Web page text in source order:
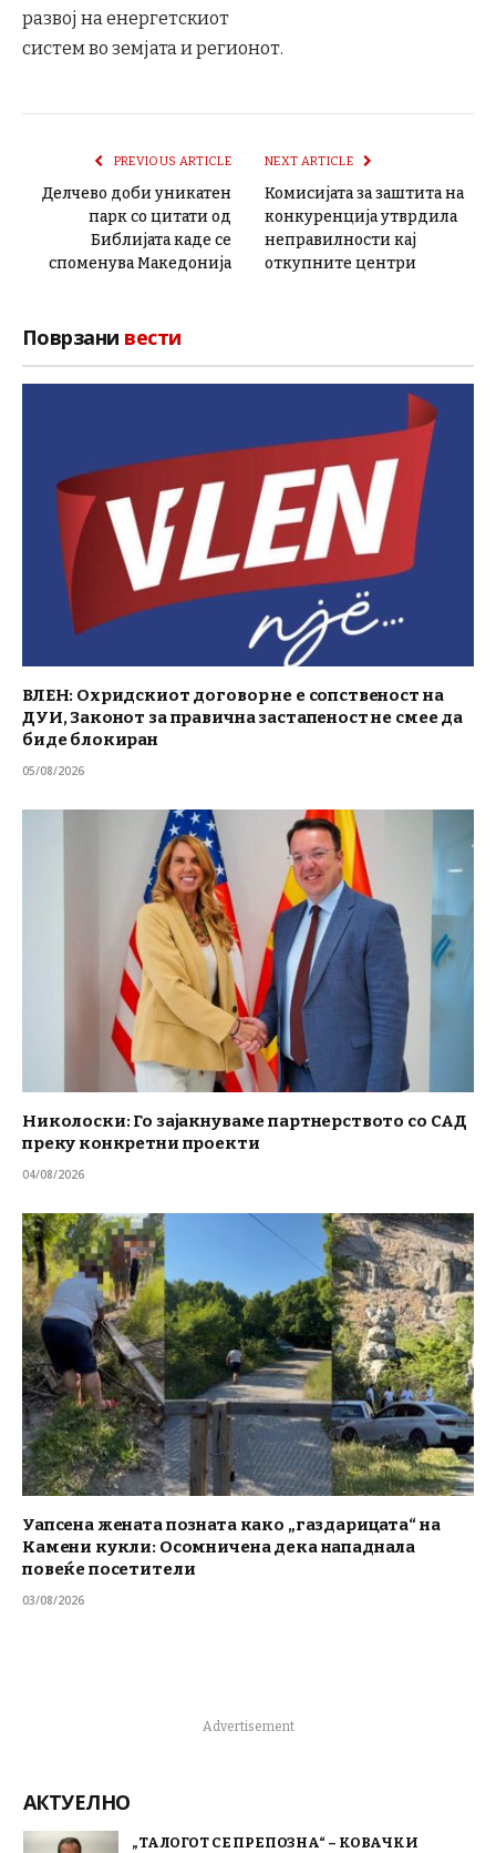
развој на енергетскиот
систем во земјата и регионот.
PREVIOUS ARTICLE
Делчево доби уникатен
парк со цитати од
Библијата каде се
споменува Македонија
NEXT ARTICLE
Комисијата за заштита на
конкуренција утврдила
неправилности кај
откупните центри
Поврзани вести
ВЛЕН: Охридскиот договор не е сопственост на
ДУИ, Законот за правична застапеност не смее да
биде блокиран
05/08/2026
Николоски: Го зајакнуваме партнерството со САД
преку конкретни проекти
04/08/2026
Уапсена жената позната како „газдарицата“ на
Камени кукли: Осомничена дека нападнала
повеќе посетители
03/08/2026
Advertisement
АКТУЕЛНО
„ТАЛОГОТ СЕ ПРЕПОЗНА“ – КОВАЧКИ